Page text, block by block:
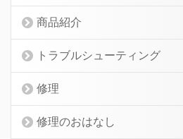
商品紹介
トラブルシューティング
修理
修理のおはなし